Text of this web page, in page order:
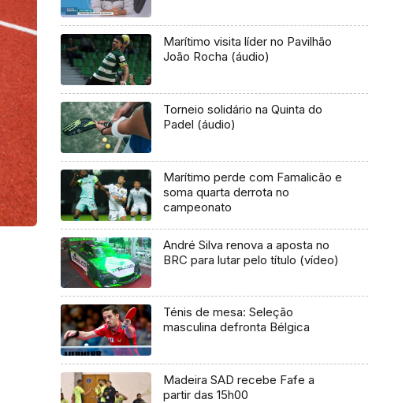
Marítimo visita líder no Pavilhão
João Rocha (áudio)
Torneio solidário na Quinta do
Padel (áudio)
Marítimo perde com Famalicão e
soma quarta derrota no
campeonato
André Silva renova a aposta no
BRC para lutar pelo título (vídeo)
Ténis de mesa: Seleção
masculina defronta Bélgica
Madeira SAD recebe Fafe a
partir das 15h00